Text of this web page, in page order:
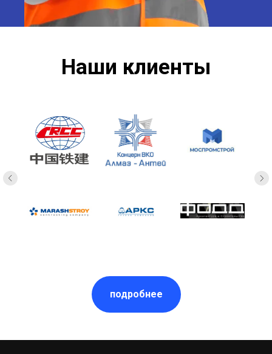
Наши клиенты
подробнее